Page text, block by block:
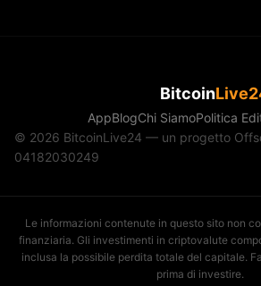
Bitcoin
AppBlogChi SiamoPolitica
© 2026 BitcoinLive24 — un progetto
04182030249
Le informazioni contenute in questo sito non
finanziaria. Gli investimenti in criptovalute
inclusa la possibile perdita totale del capitale.
prima di investire.